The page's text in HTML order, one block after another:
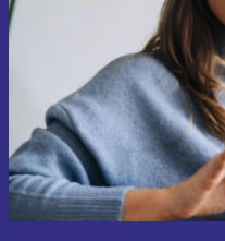
Nekad vairs
piedāvājumu.
Informāciju par personas datu
Privātuma politikā.